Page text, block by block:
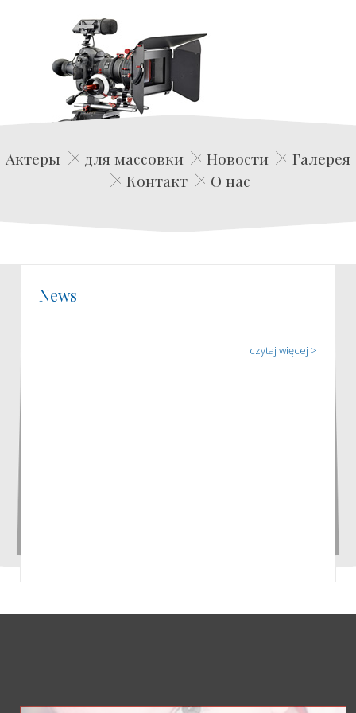
Edwin Film Agencja Aktorska
Актеры для массовки Новости
Галерея
Контакт
О нас
News
czytaj więcej >